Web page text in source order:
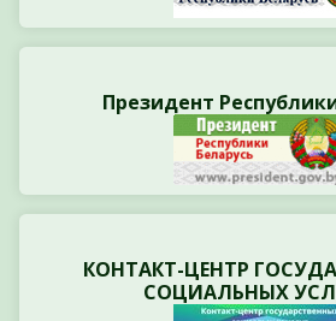
Президент
КОНТАКТ-ЦЕНТР
СОЦИАЛЬНЫХ